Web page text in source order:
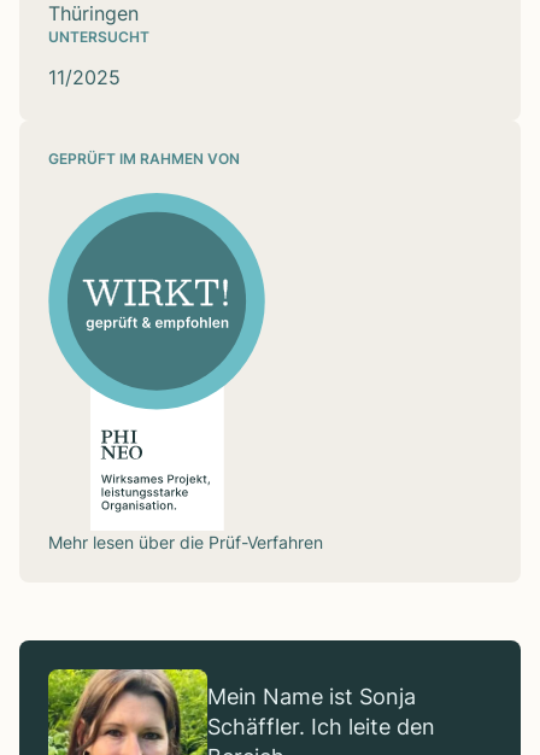
Thüringen
UNTERSUCHT
11/2025
GEPRÜFT IM RAHMEN VON
Mehr lesen über die Prüf-Verfahren
Mein Name ist Sonja
Schäffler. Ich leite den